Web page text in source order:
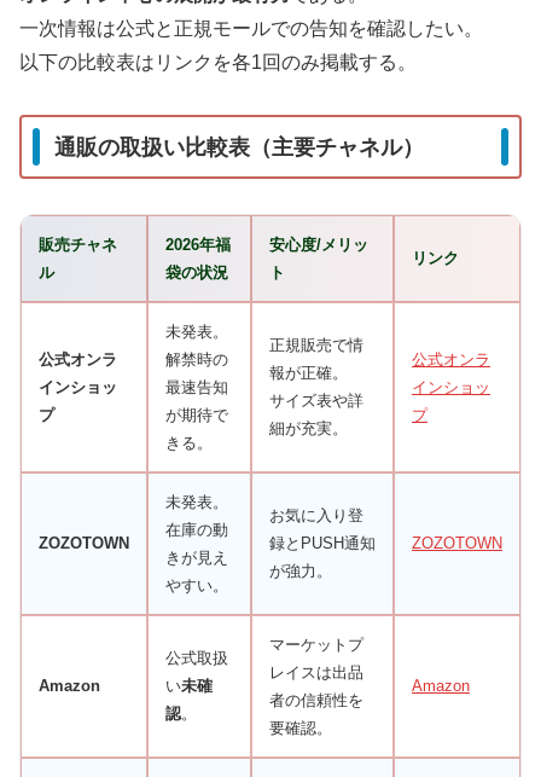
一次情報は公式と正規モールでの告知を確認したい。
以下の比較表はリンクを各1回のみ掲載する。
通販の取扱い比較表（主要チャネル）
販売チャネ
ル
2026年福
袋の状況
安心度/メリッ
ト
リンク
公式オンラ
インショッ
プ
未発表。
解禁時の
最速告知
が期待で
きる。
正規販売で情
報が正確。
サイズ表や詳
細が充実。
公式オンラ
インショッ
プ
ZOZOTOWN
未発表。
在庫の動
きが見え
やすい。
お気に入り登
録とPUSH通知
が強力。
ZOZOTOWN
Amazon
公式取扱
い未確
認。
マーケットプ
レイスは出品
者の信頼性を
要確認。
Amazon